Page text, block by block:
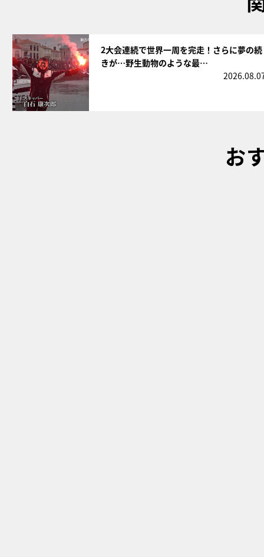
2大会連続で世界一周を完走！さらに夢の続
きが…野生動物のような最…
お